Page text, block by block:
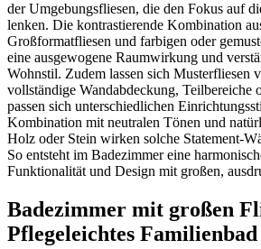
der Umgebungsfliesen, die den Fokus auf
lenken. Die kontrastierende Kombination
Großformatfliesen und farbigen oder
eine ausgewogene Raumwirkung und
Wohnstil. Zudem lassen sich Musterfliesen
vollständige Wandabdeckung, Teilbereiche
passen sich unterschiedlichen
Kombination mit neutralen Tönen und
Holz oder Stein wirken solche Statement-
So entsteht im Badezimmer eine
Funktionalität und Design mit großen,
Badezimmer mit großen
Pflegeleichtes Familienbad